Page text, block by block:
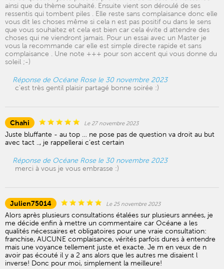
ainsi que du thème souhaité. Ensuite vient son déroulé de ses
ressentis qui tombent piles . Elle reste sans complaisance donc elle
vous dit les choses même si cela n est pas positif ou dans le sens
que vous souhaitez et cela est bien car cela évite d attendre des
choses qui ne viendront jamais. Pour un essai avec un Master je
vous la recommande car elle est simple directe rapide et sans
complaisance . Une note +++ pour son accent qui vous donne du
soleil ;-)
Réponse de Océane Rose le 30 novembre 2023
c'est très gentil plaisir partagé bonne soirée :)
Chahi Le 27 novembre 2023
Juste bluffante - au top … ne pose pas de question va droit au but
avec tact .., je rappellerai c’est certain
Réponse de Océane Rose le 30 novembre 2023
merci à vous je vous embrasse :)
Julien75014 Le 25 novembre 2023
Alors après plusieurs consultations étalées sur plusieurs années, je
me décide enfin à mettre un commentaire car Océane a les
qualités nécessaires et obligatoires pour une vraie consultation:
franchise, AUCUNE complaisance, vérités parfois dures à entendre
mais une voyance tellement juste et exacte. Je m en veux de n
avoir pas écouté il y a 2 ans alors que les autres me disaient l
inverse! Donc pour moi, simplement la meilleure!